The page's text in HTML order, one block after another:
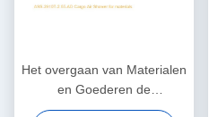
Het overgaan van Materialen
en Goederen de
Douchetunnel van de